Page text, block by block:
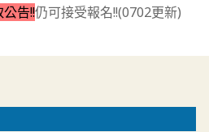
告!!仍可接受報名!!(0702更新)